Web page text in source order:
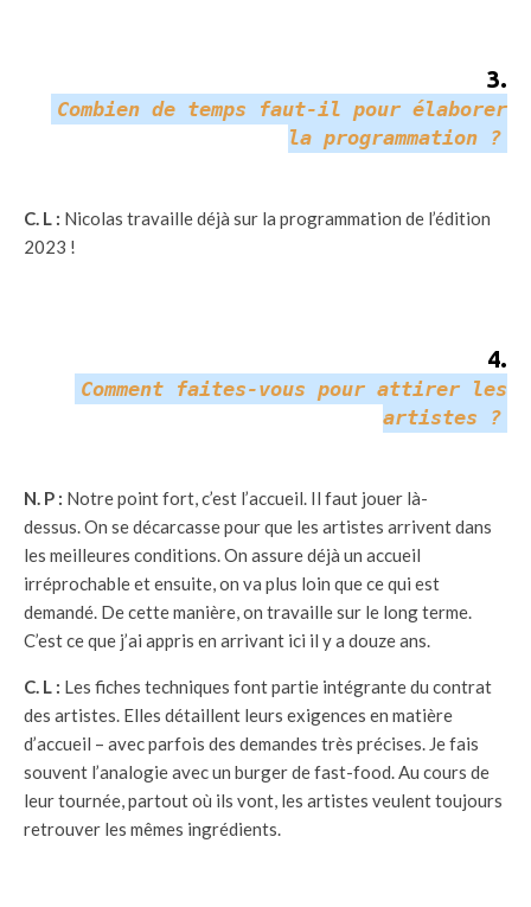
3.
Combien de temps faut-il pour élaborer
la programmation ?
C. L : Nicolas travaille déjà sur la programmation de l’édition
2023 !
4.
Comment faites-vous pour attirer les
artistes ?
N. P : Notre point fort, c’est l’accueil. Il faut jouer là-
dessus. On se décarcasse pour que les artistes arrivent dans
les meilleures conditions. On assure déjà un accueil
irréprochable et ensuite, on va plus loin que ce qui est
demandé. De cette manière, on travaille sur le long terme.
C’est ce que j’ai appris en arrivant ici il y a douze ans.
C. L : Les fiches techniques font partie intégrante du contrat
des artistes. Elles détaillent leurs exigences en matière
d’accueil – avec parfois des demandes très précises. Je fais
souvent l’analogie avec un burger de fast-food. Au cours de
leur tournée, partout où ils vont, les artistes veulent toujours
retrouver les mêmes ingrédients.